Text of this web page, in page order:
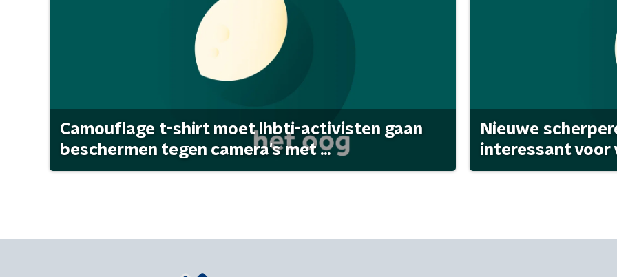
Camouflage t-shirt moet lhbti-activisten gaan
beschermen tegen camera's met ...
Nieuwe
interessant voor